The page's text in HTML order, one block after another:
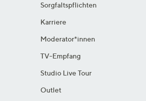
Sorgfaltspflichten
Karriere
Moderator*innen
TV-Empfang
Studio Live Tour
Outlet